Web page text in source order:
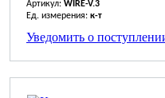
Артикул: WIRE-V.3
Ед. измерения: к-т
Уведомить о